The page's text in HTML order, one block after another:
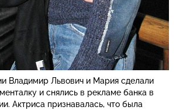
Владимир Львович и Мария сделали
и снялись в рекламе банка в
Актриса признавалась, что была